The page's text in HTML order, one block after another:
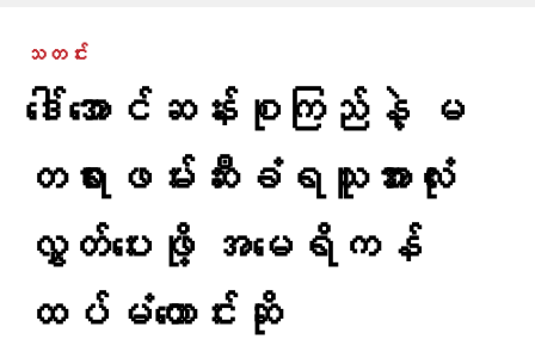
သတင်း
ဒေါ်အောင်ဆန်းစုကြည်နဲ့ မ
တရားဖမ်းဆီးခံရသူအားလုံး
လွှတ်ပေးဖို့ အမေရိကန်
ထပ်မံတောင်းဆို